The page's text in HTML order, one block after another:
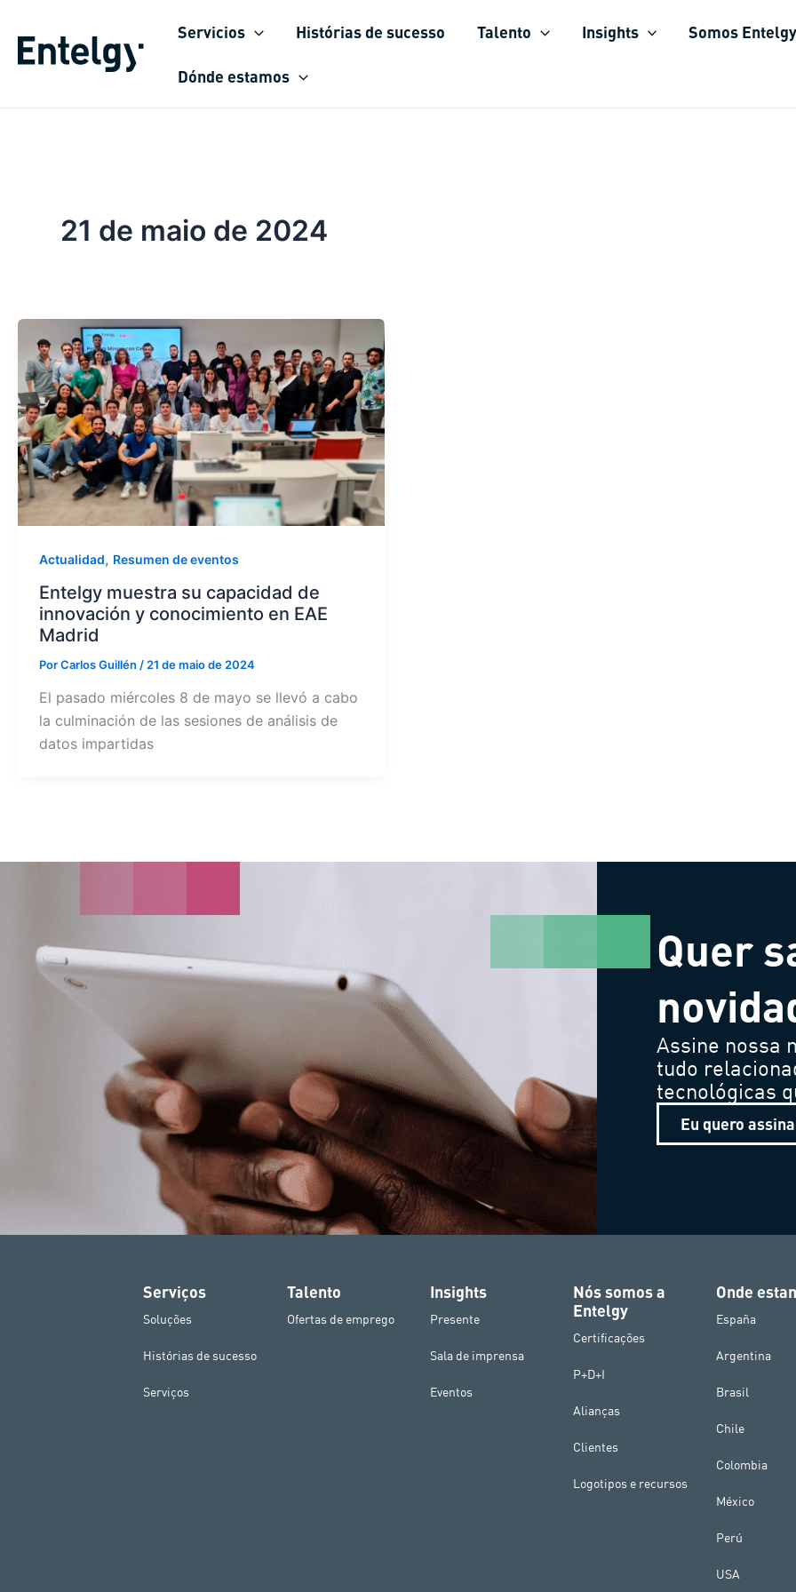
para
Servicios Histórias de sucesso Talento Insights Somos Entelgy
Dónde estamos
21 de maio de 2024
Actualidad, Resumen de eventos
Entelgy muestra su capacidad de
innovación y conocimiento en EAE
Madrid
PorCarlos Guillén / 21 de maio de 2024
El pasado miércoles 8 de mayo se llevó a cabo
la culminación de las sesiones de análisis de
datos impartidas
Quer
Assine nossa
tudo
tecnológicas
Eu quero
Serviços
Soluções
Histórias de sucesso
Serviços
Talento
Ofertas de emprego
Insights
Presente
Sala de imprensa
Eventos
Nós somos a
Entelgy
Certificações
P+D+I
Alianças
Clientes
Logotipos e recursos
Onde
España
Argentina
Brasil
Chile
Colombia
México
Perú
USA